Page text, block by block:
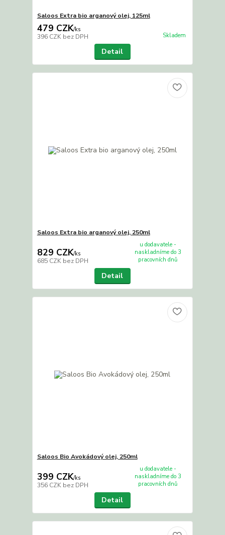
Saloos Extra bio arganový olej, 125ml
479 CZK/ks
396 CZK bez DPH Skladem
Detail
Saloos Extra bio arganový olej, 250ml
829 CZK/ks
685 CZK bez DPH
u dodavatele -
naskladníme do 3
pracovních dnů
Detail
Saloos Bio Avokádový olej, 250ml
399 CZK/ks
356 CZK bez DPH
u dodavatele -
naskladníme do 3
pracovních dnů
Detail